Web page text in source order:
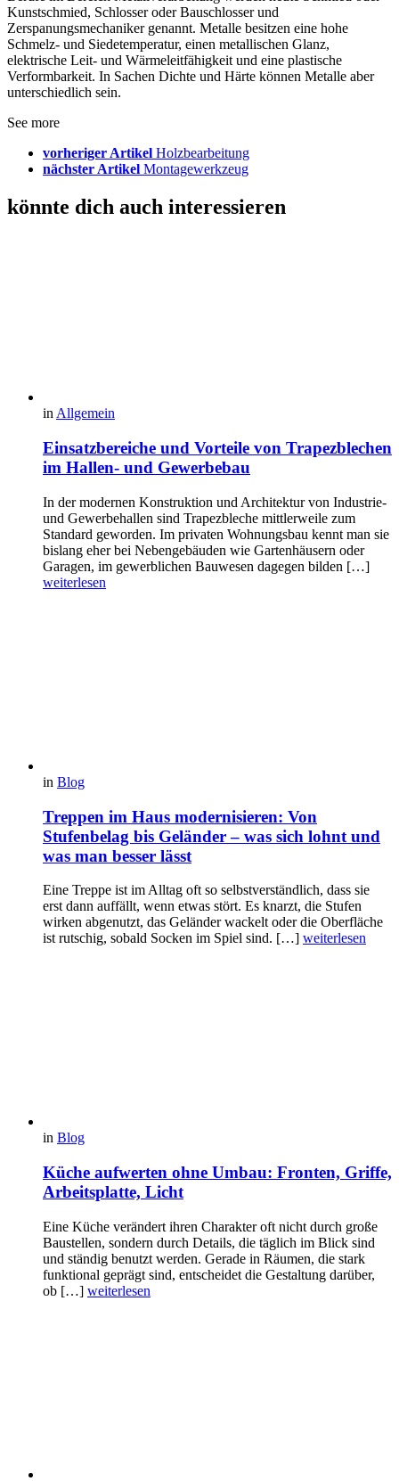
Kunstschmied, Schlosser oder Bauschlosser und
Zerspanungsmechaniker genannt. Metalle besitzen eine hohe
Schmelz- und Siedetemperatur, einen metallischen Glanz,
elektrische Leit- und Wärmeleitfähigkeit und eine plastische
Verformbarkeit. In Sachen Dichte und Härte können Metalle aber
unterschiedlich sein.
See more
vorheriger Artikel Holzbearbeitung
nächster Artikel Montagewerkzeug
könnte dich auch interessieren
inAllgemein
Einsatzbereiche und Vorteile von Trapezblechen
im Hallen- und Gewerbebau
In der modernen Konstruktion und Architektur von Industrie-
und Gewerbehallen sind Trapezbleche mittlerweile zum
Standard geworden. Im privaten Wohnungsbau kennt man sie
bislang eher bei Nebengebäuden wie Gartenhäusern oder
Garagen, im gewerblichen Bauwesen dagegen bilden […]
weiterlesen
in Blog
Treppen im Haus modernisieren: Von
Stufenbelag bis Geländer – was sich lohnt und
was man besser lässt
Eine Treppe ist im Alltag oft so selbstverständlich, dass sie
erst dann auffällt, wenn etwas stört. Es knarzt, die Stufen
wirken abgenutzt, das Geländer wackelt oder die Oberfläche
ist rutschig, sobald Socken im Spiel sind. […] weiterlesen
in Blog
Küche aufwerten ohne Umbau: Fronten, Griffe,
Arbeitsplatte, Licht
Eine Küche verändert ihren Charakter oft nicht durch große
Baustellen, sondern durch Details, die täglich im Blick sind
und ständig benutzt werden. Gerade in Räumen, die stark
funktional geprägt sind, entscheidet die Gestaltung darüber,
ob […] weiterlesen